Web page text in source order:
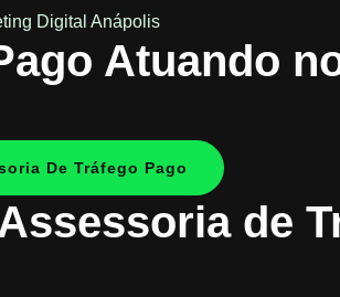
Atuando
De Tráfego Pago
de